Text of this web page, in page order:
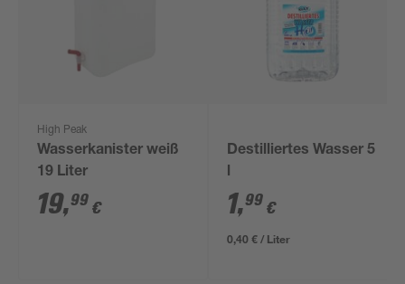
High Peak
Wasserkanister weiß
19 Liter
19,99 €
Destilliertes Wasser 5
l
1,99 €
0,40 € / Liter